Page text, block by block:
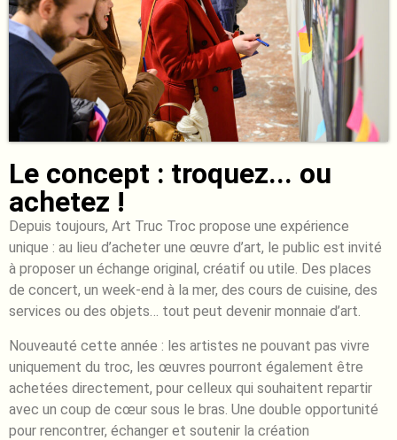
Le concept : troquez... ou
achetez !
Depuis toujours, Art Truc Troc propose une expérience
unique : au lieu d’acheter une œuvre d’art, le public est invité
à proposer un échange original, créatif ou utile. Des places
de concert, un week-end à la mer, des cours de cuisine, des
services ou des objets… tout peut devenir monnaie d’art.
Nouveauté cette année : les artistes ne pouvant pas vivre
uniquement du troc, les œuvres pourront également être
achetées directement, pour celleux qui souhaitent repartir
avec un coup de cœur sous le bras. Une double opportunité
pour rencontrer, échanger et soutenir la création